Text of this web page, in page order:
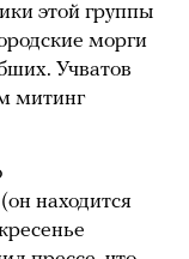
этой группы
морги
Учватов
митинг
находится